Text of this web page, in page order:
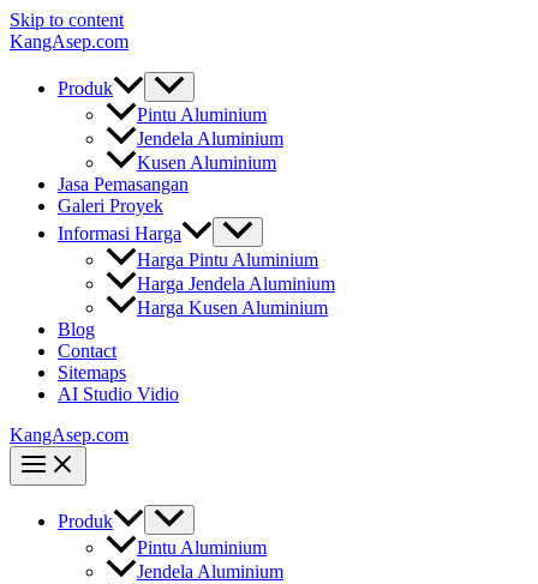
Skip to content
KangAsep.com
Produk
Pintu Aluminium
Jendela Aluminium
Kusen Aluminium
Jasa Pemasangan
Galeri Proyek
Informasi Harga
Harga Pintu Aluminium
Harga Jendela Aluminium
Harga Kusen Aluminium
Blog
Contact
Sitemaps
AI Studio Vidio
KangAsep.com
Produk
Pintu Aluminium
Jendela Aluminium